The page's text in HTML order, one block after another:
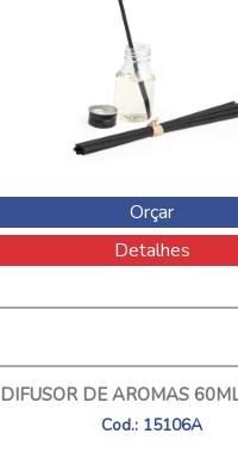
Orçar
Detalhes
DIFUSOR DE AROMAS
Cod.: 15106A